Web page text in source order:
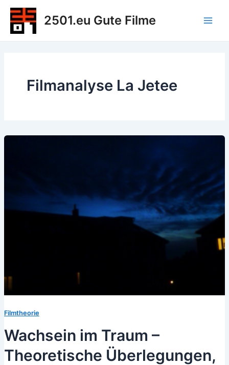
Zum
Inhalt
springen
2501.eu Gute Filme
Filmanalyse La Jetee
Filmtheorie
Wachsein im Traum –
Theoretische Überlegungen,